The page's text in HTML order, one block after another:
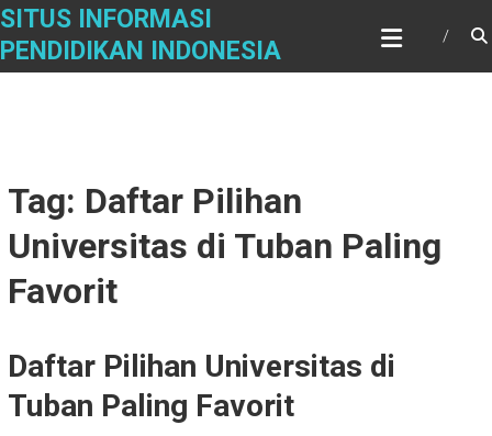
Skip
content
SITUS INFORMASI
PENDIDIKAN INDONESIA
Tag: Daftar Pilihan
Universitas di Tuban Paling
Favorit
Daftar Pilihan Universitas di
Tuban Paling Favorit